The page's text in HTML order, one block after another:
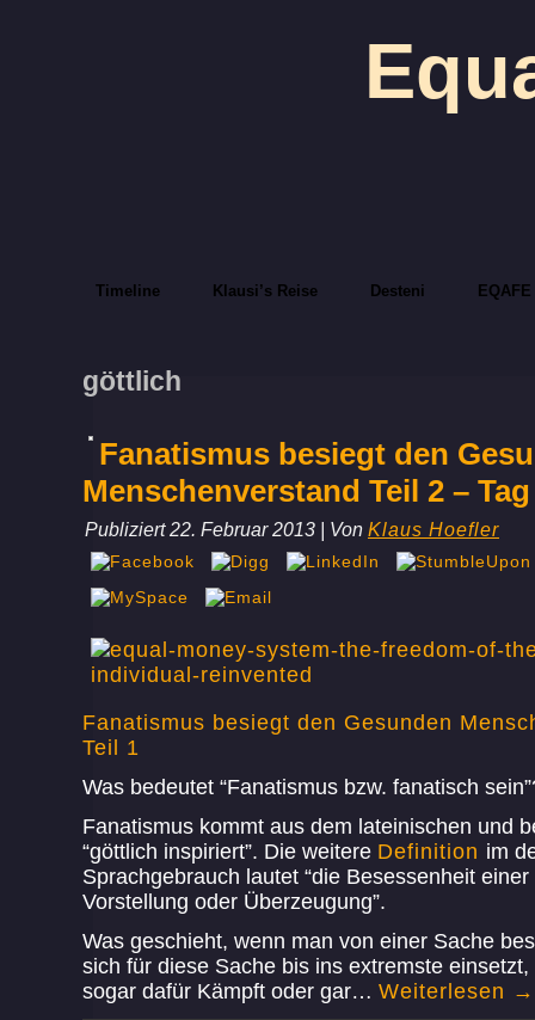
Timeline Klausi’s Reise Desteni EQAFE
göttlich
Fanatismus besiegt den
Menschenverstand Teil 2 – Tag
Publiziert 22. Februar 2013 Von Klaus Hoefler
Fanatismus besiegt den Gesunden
Teil 1
Was bedeutet “Fanatismus bzw. fanatisch
Fanatismus kommt aus dem lateinischen und
“göttlich inspiriert”. Die weitere Definition im
Sprachgebrauch lautet “die Besessenheit einer
Vorstellung oder Überzeugung”.
Was geschieht, wenn man von einer Sache
sich für diese Sache bis ins extremste einsetzt,
sogar dafür Kämpft oder gar… Weiterlesen →